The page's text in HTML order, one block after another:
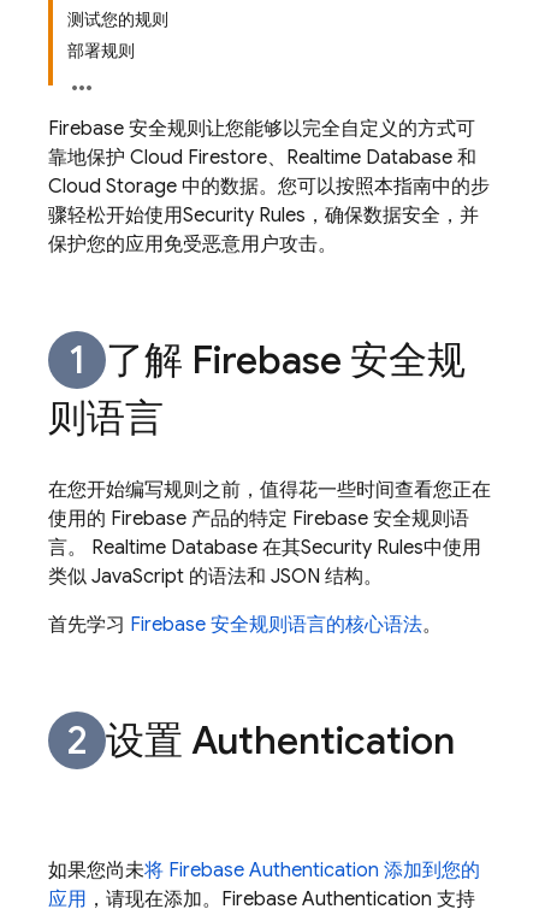
测试您的规则
部署规则
Firebase 安全规则让您能够以完全自定义的方式可
靠地保护 Cloud Firestore、 Realtime Database 和
Cloud Storage 中的数据。您可以按照本指南中的步
骤轻松开始使用Security Rules ，确保数据安全，并
保护您的应用免受恶意用户攻击。
了解 Firebase 安全规
则语言
在您开始编写规则之前，值得花一些时间查看您正在
使用的 Firebase 产品的特定 Firebase 安全规则语
言。 Realtime Database 在其Security Rules中使用
类似 JavaScript 的语法和 JSON 结构。
首先学习 Firebase 安全规则语言的核心语法。
设置 Authentication
如果您尚未将 Firebase Authentication 添加到您的
应用 ，请现在添加。 Firebase Authentication 支持